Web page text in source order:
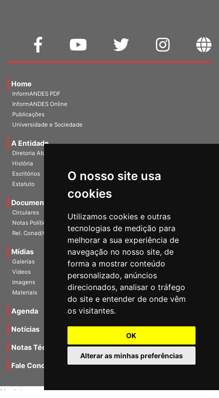
O nosso site usa
cookies
Utilizamos cookies e outras
tecnologias de medição para
melhorar a sua experiência de
navegação no nosso site, de
forma a mostrar conteúdo
personalizado, anúncios
direcionados, analisar o tráfego
do site e entender de onde vêm
os visitantes.
OK
Alterar as minhas preferências
Home
InformANDES PDF
InformANDES Online
Publicações
Universidade e Sociedade
A Entidade
Diretoria Atual
História
Escritórios
Estatuto
Documentos
Circulares
Notas Políticas
Rel. Conad/Congresso
Mídias
Galerias
Vídeos
Imagens
Materiais
Agenda
Notícias
Notas Técnicas
Fale Conocsco
Update cookies preferences